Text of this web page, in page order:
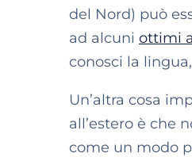
del Nord) può
ad alcuni ottimi
conosci la
Un’altra cosa
all’estero è che
come un modo